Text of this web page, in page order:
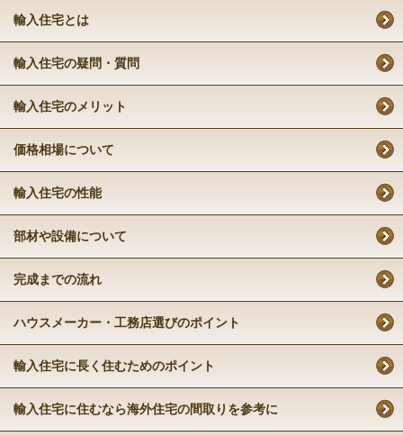
輸入住宅とは
輸入住宅の疑問・質問
輸入住宅のメリット
価格相場について
輸入住宅の性能
部材や設備について
完成までの流れ
ハウスメーカー・工務店選びのポイント
輸入住宅に長く住むためのポイント
輸入住宅に住むなら海外住宅の間取りを参考に